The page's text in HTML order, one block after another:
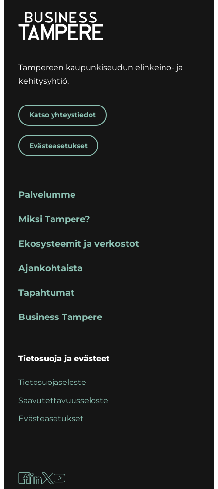
Tampereen kaupunkiseudun elinkeino- ja
kehitysyhtiö.
Katso yhteystiedot
Evästeasetukset
Palvelumme
Miksi Tampere?
Ekosysteemit ja verkostot
Ajankohtaista
Tapahtumat
Business Tampere
Tietosuoja ja evästeet
Tietosuojaseloste
Saavutettavuusseloste
Evästeasetukset
Facebook
LinkedIn
X YouTube